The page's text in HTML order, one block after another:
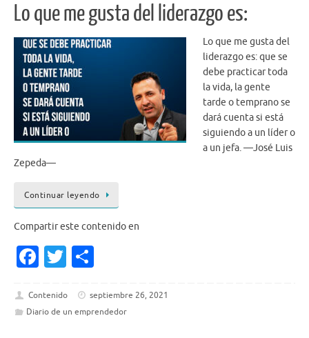
k
Lo que me gusta del liderazgo es:
Lo que me gusta del
liderazgo es: que se
debe practicar toda
la vida, la gente
tarde o temprano se
dará cuenta si está
siguiendo a un líder o
a un jefa. —José Luis
Zepeda—
Continuar leyendo
Compartir este contenido en
Fa
e
b
T
it
te
ar
e
Contenido
septiembre 26, 2021
Diario de un emprendedor